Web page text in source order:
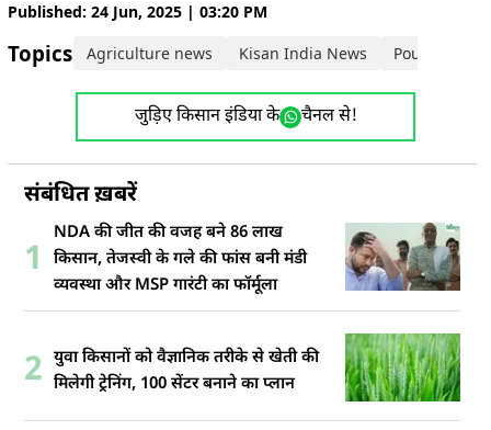
Published: 24 Jun, 2025 | 03:20 PM
Topics: Agriculture news Kisan India News Poultry
जुड़िए किसान इंडिया के चैनल से!
संबंधित ख़बरें
1
NDA की जीत की वजह बने 86 लाख
किसान, तेजस्वी के गले की फांस बनी मंडी
व्यवस्था और MSP गारंटी का फॉर्मूला
2 युवा किसानों को वैज्ञानिक तरीके से खेती की
मिलेगी ट्रेनिंग, 100 सेंटर बनाने का प्लान